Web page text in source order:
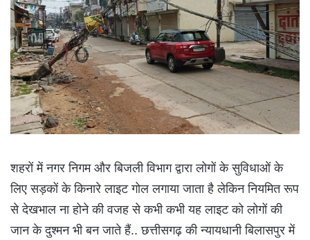
शहरों में नगर निगम और बिजली विभाग द्वारा लोगों के सुविधाओं के
लिए सड़कों के किनारे लाइट गोल लगाया जाता है लेकिन नियमित रूप
से देखभाल ना होने की वजह से कभी कभी यह लाइट को लोगों की
जान के दुश्मन भी बन जाते हैं.. छत्तीसगढ़ की न्यायधानी बिलासपुर में